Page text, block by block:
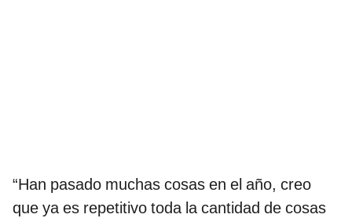
“Han pasado muchas cosas en el año, creo
que ya es repetitivo toda la cantidad de cosas